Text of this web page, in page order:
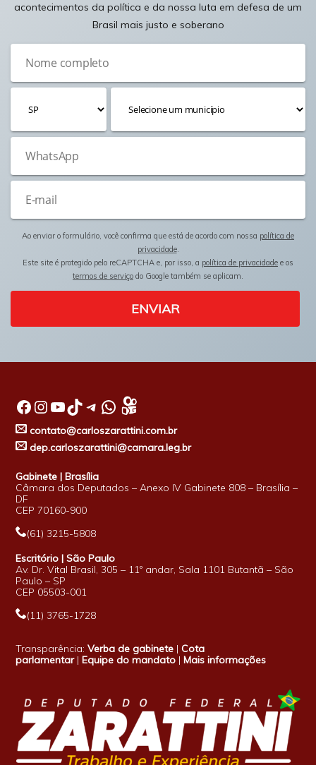
acontecimentos da política e da nossa luta em defesa de um
Brasil mais justo e soberano
Ao enviar o formulário, você confirma que está de acordo com nossa política de
privacidade.
Este site é protegido pelo reCAPTCHA e, por isso, a política de privacidade e os
termos de serviço do Google também se aplicam.
ENVIAR
Facebook InstagramYoutube TikTok Telegram WhatsApp
contato@carloszarattini.com.br
dep.carloszarattini@camara.leg.br
Gabinete | Brasília
Câmara dos Deputados – Anexo IV Gabinete 808 – Brasília –
DF
CEP 70160-900
(61) 3215-5808
Escritório | São Paulo
Av. Dr. Vital Brasil, 305 – 11º andar, Sala 1101 Butantã – São
Paulo – SP
CEP 05503-001
(11) 3765-1728
Transparência:Verba de gabinete |Cota
parlamentar|Equipe do mandato |Mais informações